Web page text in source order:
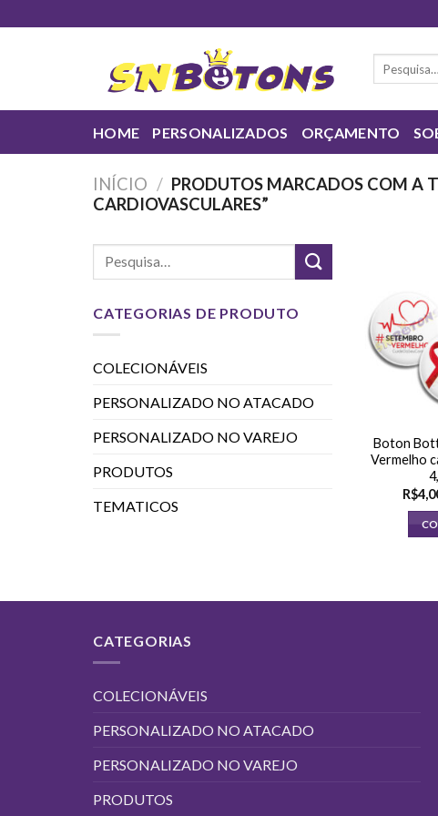
to
HOME PERSONALIZADOS ORÇAMENTO
INÍCIO / PRODUTOS MARCADOS COM A
CARDIOVASCULARES”
CATEGORIAS DE PRODUTO
COLECIONÁVEIS
PERSONALIZADO NO ATACADO
PERSONALIZADO NO VAREJO
PRODUTOS
TEMATICOS
Boton
Vermelho
R$
CATEGORIAS
COLECIONÁVEIS
PERSONALIZADO NO ATACADO
PERSONALIZADO NO VAREJO
PRODUTOS